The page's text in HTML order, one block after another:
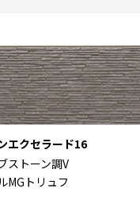
エクセラード16
ストーン調V
MGトリュフ